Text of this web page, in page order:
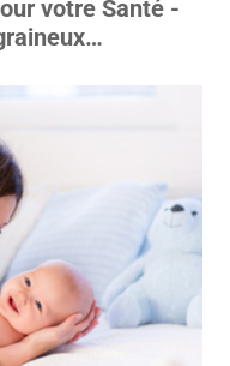
votre Santé -